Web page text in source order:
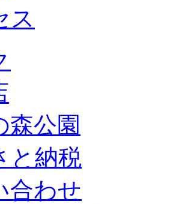
ス
森公園
と納税
合わせ